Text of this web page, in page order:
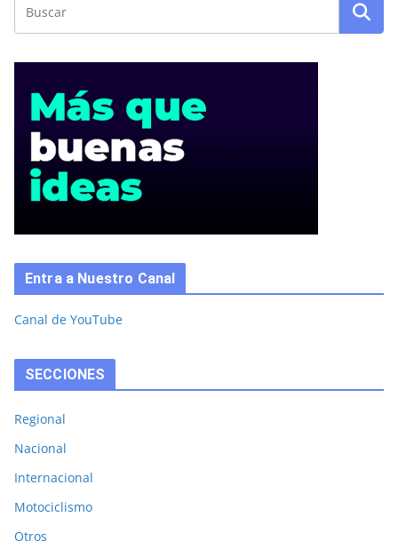
Entra a Nuestro Canal
Canal de YouTube
SECCIONES
Regional
Nacional
Internacional
Motociclismo
Otros